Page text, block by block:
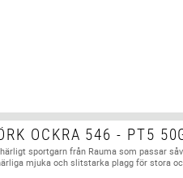
OCKRA 546 - PT5
sportgarn från Rauma som passar
mjuka och slitstarka plagg för stora